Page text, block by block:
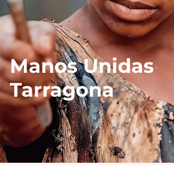
Manos Unidas
Tarragona